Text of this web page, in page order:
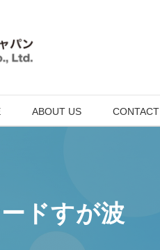
ABOUT US CONTACT
ドすが波